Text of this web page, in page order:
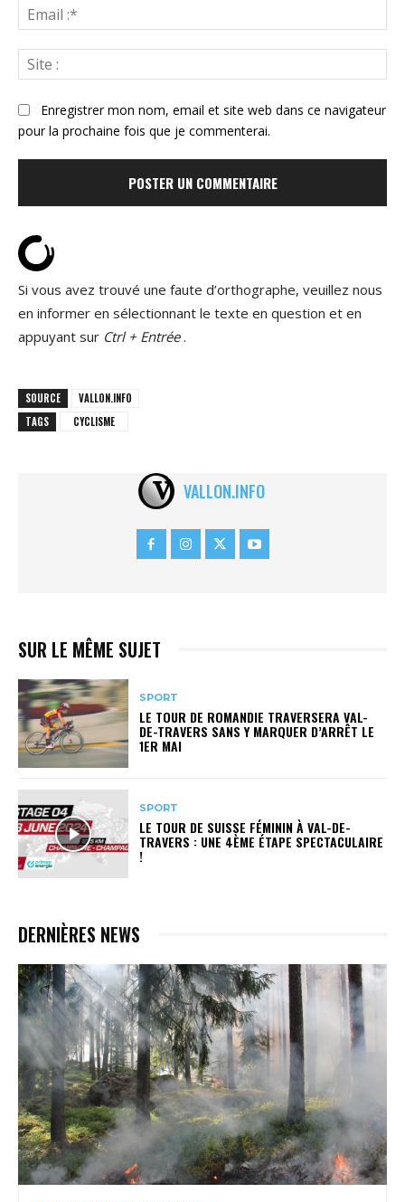
:*
:
Enregistrer mon nom, email et site web dans ce navigateur
pour la prochaine fois que je commenterai.
Si vous avez trouvé une faute d’orthographe, veuillez nous
en informer en sélectionnant le texte en question et en
appuyant sur Ctrl + Entrée.
SOURCE
VALLON.INFO
TAGS
CYCLISME
VALLON.INFO
SUR LE MÊME SUJET
SPORT
LE TOUR DE ROMANDIE TRAVERSERA VAL-
DE-TRAVERS SANS Y MARQUER D’ARRÊT LE
1ER MAI
SPORT
LE TOUR DE SUISSE FÉMININ À VAL-DE-
TRAVERS : UNE 4ÈME ÉTAPE SPECTACULAIRE
!
DERNIÈRES NEWS